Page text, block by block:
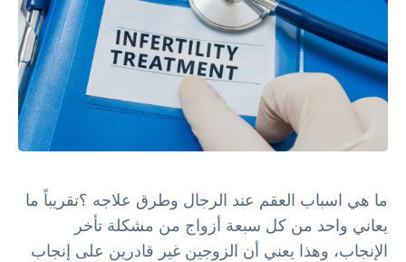
ما هي اسباب العقم عند الرجال وطرق علاجه ؟تقريباً ما
يعاني واحد من كل سبعة أزواج من مشكلة تأخر
الإنجاب، وهذا يعني أن الزوجين غير قادرين على إنجاب